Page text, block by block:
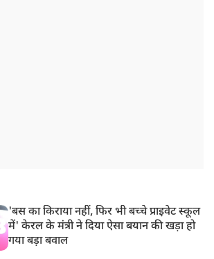
'बस का किराया नहीं, फिर भी बच्चे प्राइवेट स्कूल
में' केरल के मंत्री ने दिया ऐसा बयान की खड़ा हो
गया बड़ा बवाल